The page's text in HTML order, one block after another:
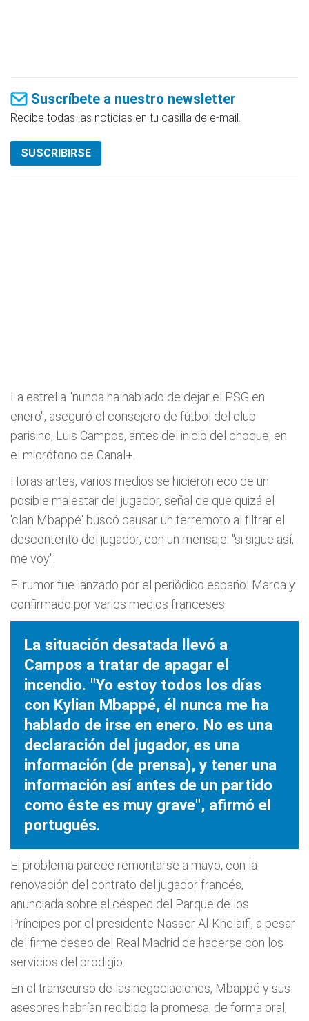
Suscríbete a nuestro newsletter
Recibe todas las noticias en tu casilla de e-mail.
SUSCRIBIRSE
La estrella "nunca ha hablado de dejar el PSG en
enero", aseguró el consejero de fútbol del club
parisino, Luis Campos, antes del inicio del choque, en
el micrófono de Canal+.
Horas antes, varios medios se hicieron eco de un
posible malestar del jugador, señal de que quizá el
'clan Mbappé' buscó causar un terremoto al filtrar el
descontento del jugador, con un mensaje: "si sigue así,
me voy".
El rumor fue lanzado por el periódico español Marca y
confirmado por varios medios franceses.
La situación desatada llevó a
Campos a tratar de apagar el
incendio. "Yo estoy todos los días
con Kylian Mbappé, él nunca me ha
hablado de irse en enero. No es una
declaración del jugador, es una
información (de prensa), y tener una
información así antes de un partido
como éste es muy grave", afirmó el
portugués.
El problema parece remontarse a mayo, con la
renovación del contrato del jugador francés,
anunciada sobre el césped del Parque de los
Príncipes por el presidente Nasser Al-Khelaïfi, a pesar
del firme deseo del Real Madrid de hacerse con los
servicios del prodigio.
En el transcurso de las negociaciones, Mbappé y sus
asesores habrían recibido la promesa, de forma oral,